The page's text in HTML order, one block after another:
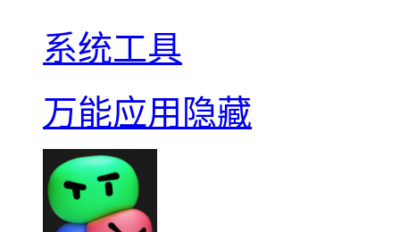
系统工具
万能应用隐藏